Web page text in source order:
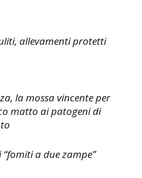
allevamenti protetti
la mossa vincente per
matto ai patogeni di
“fomiti a due zampe”